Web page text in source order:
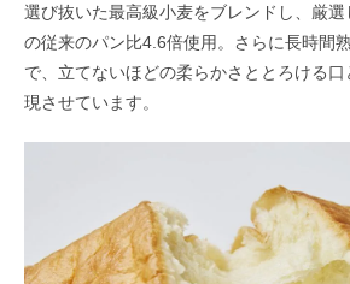
選び抜いた最高級小麦をブレンドし、厳
の従来のパン比4.6倍使用。さらに長時間
で、立てないほどの柔らかさととろける
現させています。